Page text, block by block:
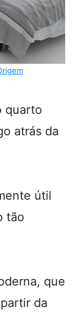
quarto
atrás da
útil
tão
que
da